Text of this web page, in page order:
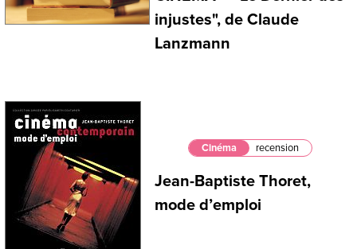
injustes", de Claude
Lanzmann
Cinéma recension
Jean-Baptiste Thoret,
mode d’emploi